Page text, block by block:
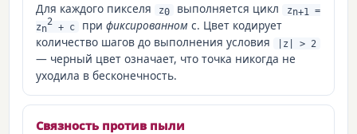
Для каждого пикселя z0 выполняется цикл zn+1 =
zn
2 + c прификсированном c. Цвет кодирует
количество шагов до выполнения условия
|z| > 2
— черный цвет означает, что точка никогда не
уходила в бесконечность.
Связность против пыли